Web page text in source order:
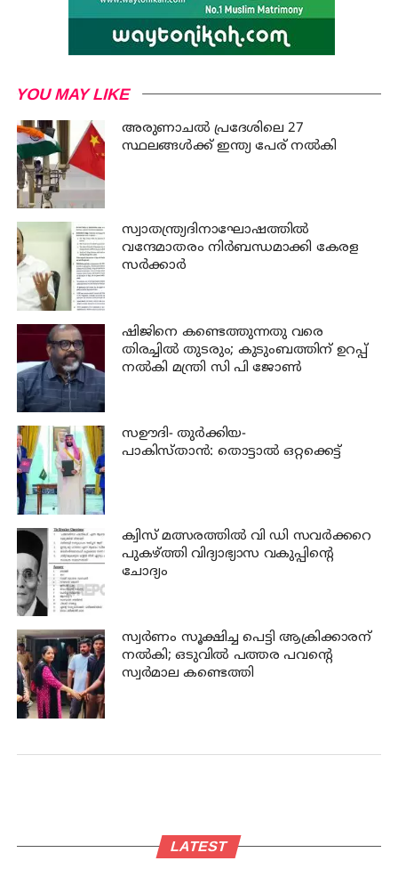
YOU MAY LIKE
അരുണാചല്‍ പ്രദേശിലെ 27
സ്ഥലങ്ങള്‍ക്ക് ഇന്ത്യ പേര് നല്‍കി
സ്വാതന്ത്ര്യദിനാഘോഷത്തില്‍
വന്ദേമാതരം നിര്‍ബന്ധമാക്കി കേരള
സര്‍ക്കാര്‍
ഷിജിനെ കണ്ടെത്തുന്നതു വരെ
തിരച്ചില്‍ തുടരും; കുടുംബത്തിന് ഉറപ്പ്
നല്‍കി മന്ത്രി സി പി ജോണ്‍
സഊദി- തുർക്കിയ-
പാകിസ്താൻ: തൊട്ടാൽ ഒറ്റക്കെട്ട്
ക്വിസ് മത്സരത്തില്‍ വി ഡി സവര്‍ക്കറെ
പുകഴ്ത്തി വിദ്യാഭ്യാസ വകുപ്പിന്റെ
ചോദ്യം
സ്വര്‍ണം സൂക്ഷിച്ച പെട്ടി ആക്രിക്കാരന്
നല്‍കി; ഒടുവില്‍ പത്തര പവന്റെ
സ്വര്‍മാല കണ്ടെത്തി
LATEST